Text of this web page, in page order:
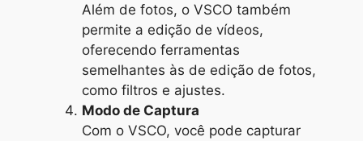
Além de fotos, o VSCO também
permite a edição de vídeos,
oferecendo ferramentas
semelhantes às de edição de fotos,
como filtros e ajustes.
Modo de Captura
Com o VSCO, você pode capturar